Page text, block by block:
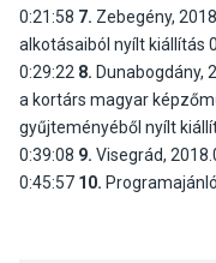
0:21:58 7. Zebegény,
alkotásaiból nyílt kiállítás
0:29:22 8. Dunabogdány,
a kortárs magyar
gyűjteményéből nyílt
0:39:08 9. Visegrád,
0:45:57 10.